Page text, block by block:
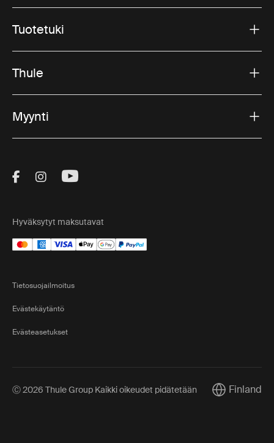
Tuotetuki
Thule
Myynti
Visit Thule on Facebook (external link)
Visit Thule on Instagram (external link)
Visit Thule on Youtube (external
Hyväksytyt maksutavat
Tietosuojailmoitus
Evästekäytäntö
Evästeasetukset
Ⓒ 2026 Thule Group Kaikki oikeudet pidätetään CurrentFinland